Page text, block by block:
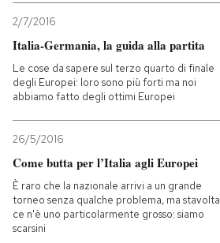
2/7/2016
Italia-Germania, la guida alla partita
Le cose da sapere sul terzo quarto di finale
degli Europei: loro sono più forti ma noi
abbiamo fatto degli ottimi Europei
26/5/2016
Come butta per l’Italia agli Europei
È raro che la nazionale arrivi a un grande
torneo senza qualche problema, ma stavolta
ce n'è uno particolarmente grosso: siamo
scarsini